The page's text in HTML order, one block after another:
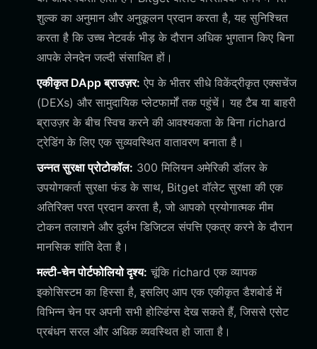
शुल्क का अनुमान और अनुकूलन प्रदान करता है, यह सुनिश्चित
करता है कि उच्च नेटवर्क भीड़ के दौरान अधिक भुगतान किए बिना
आपके लेनदेन जल्दी संसाधित हों।
एकीकृत DApp ब्राउज़र: ऐप के भीतर सीधे विकेंद्रीकृत एक्सचेंज
(DEXs) और सामुदायिक प्लेटफार्मों तक पहुंचें। यह टैब या बाहरी
ब्राउज़र के बीच स्विच करने की आवश्यकता के बिना richard
ट्रेडिंग के लिए एक सुव्यवस्थित वातावरण बनाता है।
उन्नत सुरक्षा प्रोटोकॉल: 300 मिलियन अमेरिकी डॉलर के
उपयोगकर्ता सुरक्षा फंड के साथ, Bitget वॉलेट सुरक्षा की एक
अतिरिक्त परत प्रदान करता है, जो आपको प्रयोगात्मक मीम
टोकन तलाशने और दुर्लभ डिजिटल संपत्ति एकत्र करने के दौरान
मानसिक शांति देता है।
मल्टी-चेन पोर्टफोलियो दृश्य: चूंकि richard एक व्यापक
इकोसिस्टम का हिस्सा है, इसलिए आप एक एकीकृत डैशबोर्ड में
विभिन्न चेन पर अपनी सभी होल्डिंग्स देख सकते हैं, जिससे एसेट
प्रबंधन सरल और अधिक व्यवस्थित हो जाता है।